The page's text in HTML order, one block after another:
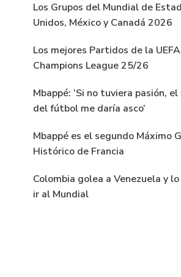
Los Grupos del Mundial de
Unidos, México y Canadá 2026
Los mejores Partidos de la UEFA
Champions League 25/26
Mbappé: ‘Si no tuviera pasión,
del fútbol me daría asco’
Mbappé es el segundo Máximo
Histórico de Francia
Colombia golea a Venezuela y
ir al Mundial